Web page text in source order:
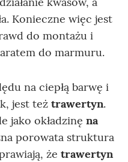
Konieczne więc jest
do montażu i
do marmuru.
na ciepłą barwę i
jest też trawertyn.
jako okładzinę na
porowata struktura
że trawertyn